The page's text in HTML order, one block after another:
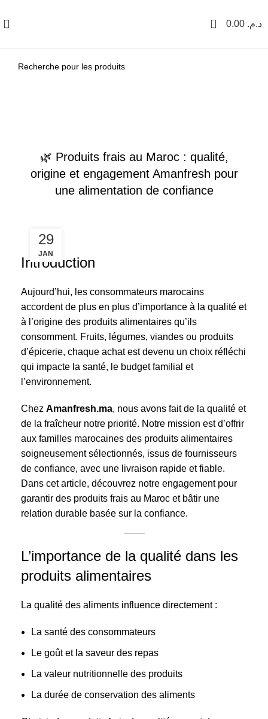
0 د.م.
🌿 Produits frais au Maroc : qualité,
origine et engagement Amanfresh pour
une alimentation de confiance
29
JAN
Introduction
Aujourd’hui, les consommateurs marocains
accordent de plus en plus d’importance à la qualité et
à l’origine des produits alimentaires qu’ils
consomment. Fruits, légumes, viandes ou produits
d’épicerie, chaque achat est devenu un choix réfléchi
qui impacte la santé, le budget familial et
l’environnement.
Chez Amanfresh.ma, nous avons fait de la qualité et
de la fraîcheur notre priorité. Notre mission est d’offrir
aux familles marocaines des produits alimentaires
soigneusement sélectionnés, issus de fournisseurs
de confiance, avec une livraison rapide et fiable.
Dans cet article, découvrez notre engagement pour
garantir des produits frais au Maroc et bâtir une
relation durable basée sur la confiance.
L’importance de la qualité dans les
produits alimentaires
La qualité des aliments influence directement :
La santé des consommateurs
Le goût et la saveur des repas
La valeur nutritionnelle des produits
La durée de conservation des aliments